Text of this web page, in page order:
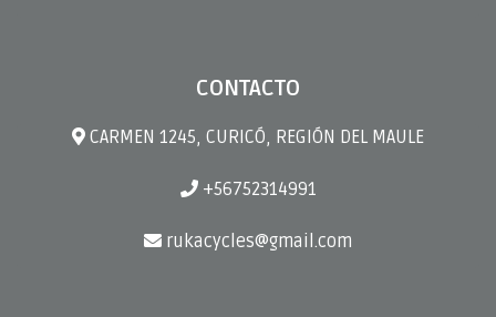
CONTACTO
CARMEN 1245, CURICÓ, REGIÓN DEL MAULE
+56752314991
rukacycles@gmail.com